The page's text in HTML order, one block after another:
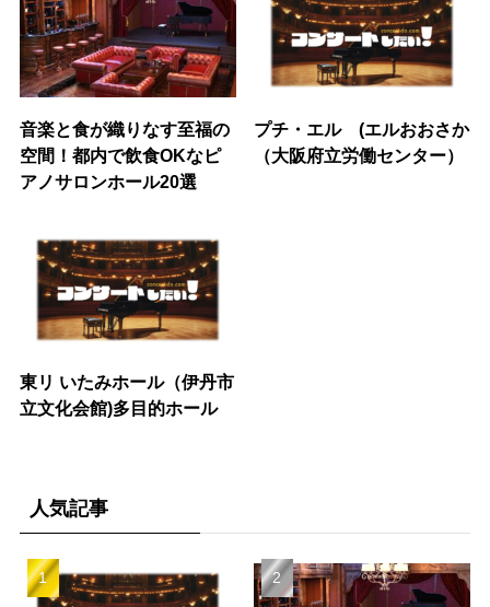
音楽と食が織りなす至福の
空間！都内で飲食OKなピ
アノサロンホール20選
プチ・エル (エルおおさか
（大阪府立労働センター）
東リ いたみホール（伊丹市
立文化会館)多目的ホール
人気記事